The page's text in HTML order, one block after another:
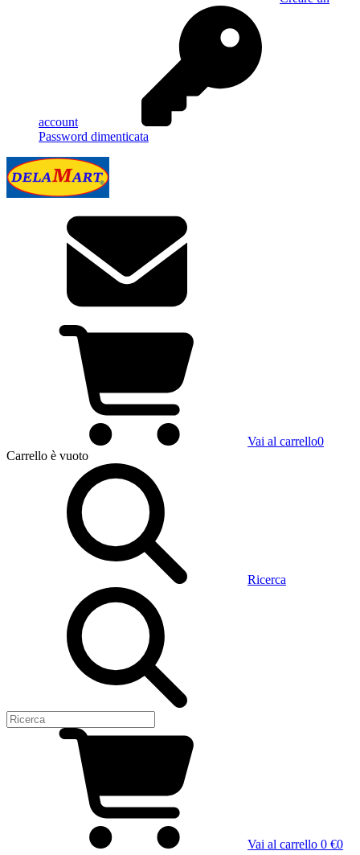
account
Password dimenticata
Vai al carrello0
Carrello è vuoto
Ricerca
Vai al carrello 0 €0